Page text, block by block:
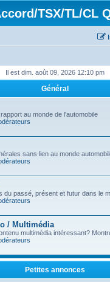
TSX/TL/CL
Il est dim. août 09, 2026 12:10 pm
Général
au monde de l'automobile
sans lien au monde
du passé, présent et futur dans le
/ Multimédia
multimédia intéressant?
Petites annonces